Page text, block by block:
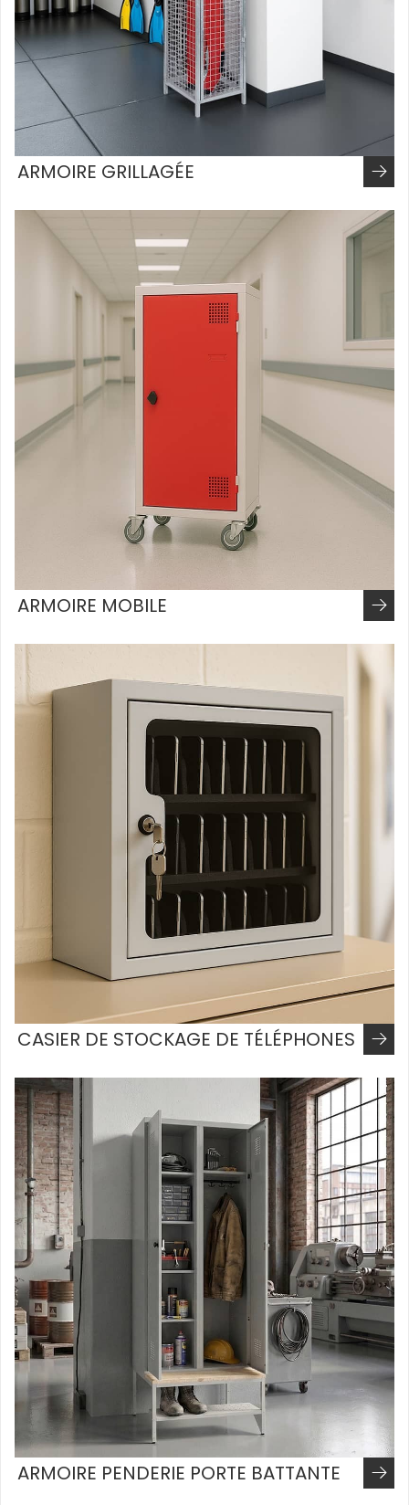
ARMOIRE GRILLAGÉE
ARMOIRE MOBILE
CASIER DE STOCKAGE DE TÉLÉPHONES
ARMOIRE PENDERIE PORTE BATTANTE